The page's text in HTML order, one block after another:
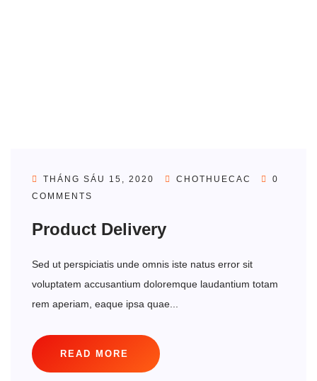
THÁNG SÁU 15, 2020 CHOTHUECAC
0
COMMENTS
Product Delivery
Sed ut perspiciatis unde omnis iste natus error sit
voluptatem accusantium doloremque laudantium totam
rem aperiam, eaque ipsa quae...
READ MORE